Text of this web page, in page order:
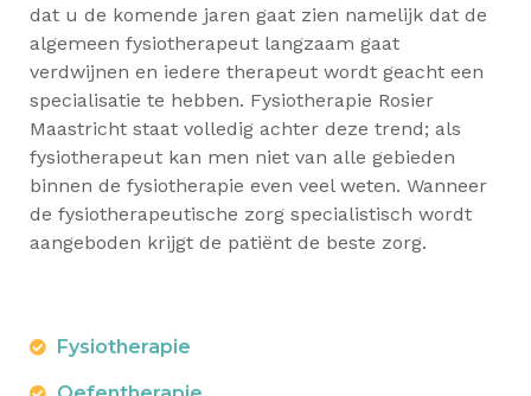
dat u de komende jaren gaat zien namelijk dat de
algemeen fysiotherapeut langzaam gaat
verdwijnen en iedere therapeut wordt geacht een
specialisatie te hebben. Fysiotherapie Rosier
Maastricht staat volledig achter deze trend; als
fysiotherapeut kan men niet van alle gebieden
binnen de fysiotherapie even veel weten. Wanneer
de fysiotherapeutische zorg specialistisch wordt
aangeboden krijgt de patiënt de beste zorg.
Fysiotherapie